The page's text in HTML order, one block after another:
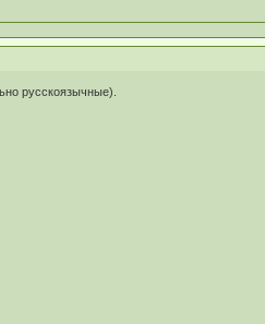
русскоязычные).